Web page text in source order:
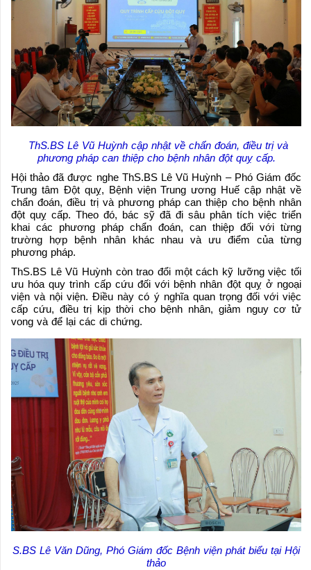
ThS.BS Lê Vũ Huỳnh cập nhật về chẩn đoán, điều trị và
phương pháp can thiệp cho bệnh nhân đột quỵ cấp.
Hội thảo đã được nghe ThS.BS Lê Vũ Huỳnh – Phó Giám đốc
Trung tâm Đột quỵ, Bệnh viện Trung ương Huế cập nhật về
chẩn đoán, điều trị và phương pháp can thiệp cho bệnh nhân
đột quỵ cấp. Theo đó, bác sỹ đã đi sâu phân tích việc triển
khai các phương pháp chẩn đoán, can thiệp đối với từng
trường hợp bệnh nhân khác nhau và ưu điểm của từng
phương pháp.
ThS.BS Lê Vũ Huỳnh còn trao đổi một cách kỹ lưỡng việc tối
ưu hóa quy trình cấp cứu đối với bệnh nhân đột quỵ ở ngoại
viện và nội viện. Điều này có ý nghĩa quan trọng đối với việc
cấp cứu, điều trị kịp thời cho bệnh nhân, giảm nguy cơ tử
vong và để lại các di chứng.
S.BS Lê Văn Dũng, Phó Giám đốc Bệnh viện phát biểu tại Hội
thảo